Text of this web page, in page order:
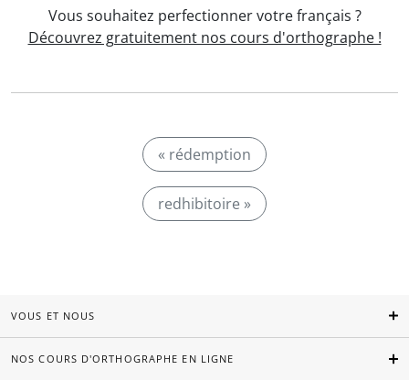
Vous souhaitez perfectionner votre français ?
Découvrez gratuitement nos cours d'orthographe !
« rédemption
redhibitoire »
VOUS ET NOUS
NOS COURS D'ORTHOGRAPHE EN LIGNE